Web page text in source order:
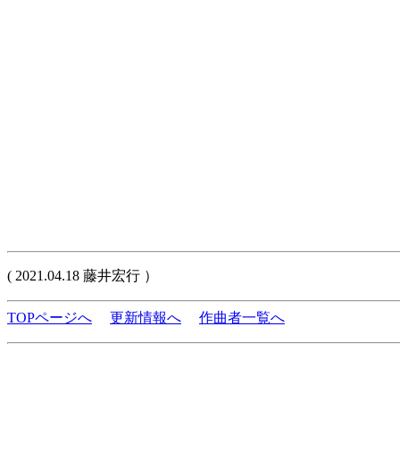
( 2021.04.18 藤井宏行 ）
TOPページへ 更新情報へ 作曲者一覧へ